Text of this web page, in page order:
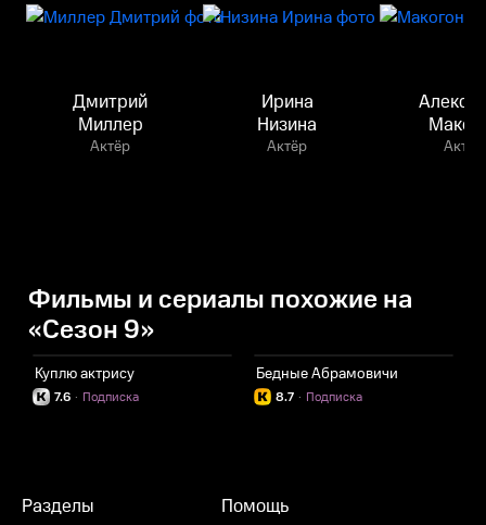
Дмитрий
Миллер
Актёр
Ирина
Низина
Актёр Актёр
Фильмы и сериалы похожие на
«Сезон 9»
Куплю актрису
7.6 Подписка
·
Бедные Абрамовичи
8.7 Подписка
·
Разделы Помощь